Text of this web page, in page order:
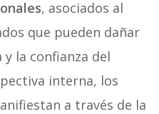
, asociados al
que pueden dañar
la confianza del
interna, los
a través de la